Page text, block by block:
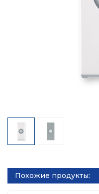
Похожие продукты: